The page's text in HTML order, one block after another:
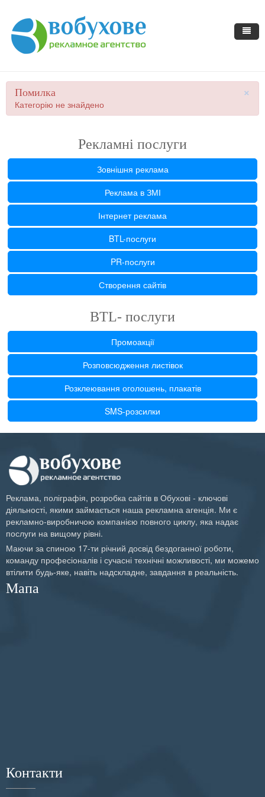
×
Помилка
Категорію не знайдено
Рекламні послуги
Зовнішня реклама
Реклама в ЗМІ
Інтернет реклама
BTL-послуги
PR-послуги
Створення сайтів
BTL- послуги
Промоакції
Розповсюдження листівок
Розклеювання оголошень, плакатів
SMS-розсилки
Реклама, поліграфія, розробка сайтів в Обухові - ключові
діяльності, якими займається наша рекламна агенція. Ми є
рекламно-виробничою компанією повного циклу, яка надає
послуги на вищому рівні.
Маючи за спиною 17-ти річний досвід бездоганної роботи,
команду професіоналів і сучасні технічні можливості, ми можемо
втілити будь-яке, навіть надскладне, завдання в реальність.
Мапа
Контакти